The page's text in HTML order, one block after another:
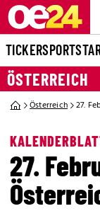
TICKERSPORT
ÖSTERREICH
Österreich 27.
27.